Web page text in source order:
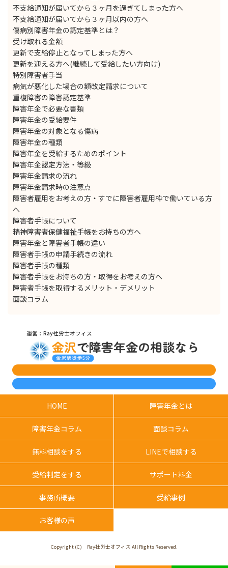
不支給通知が届いてから３ヶ月を過ぎてしまった方へ
不支給通知が届いてから３ヶ月以内の方へ
傷病別障害年金の認定基準とは？
受け取れる金額
更新で支給停止となってしまった方へ
更新を迎える方へ(継続して受給したい方向け)
特別障害者手当
病気が悪化した場合の額改定請求について
重複障害の障害認定基準
障害年金で必要な書類
障害年金の受給要件
障害年金の対象となる傷病
障害年金の種類
障害年金を受給するためのポイント
障害年金認定方法・等級
障害年金請求の流れ
障害年金請求時の注意点
障害者雇用をお考えの方・すでに障害者雇用枠で働いている方
へ
障害者手帳について
精神障害者保健福祉手帳をお持ちの方へ
障害年金と障害者手帳の違い
障害者手帳の申請手続きの流れ
障害者手帳の種類
障害者手帳をお持ちの方・取得をお考えの方へ
障害者手帳を取得するメリット・デメリット
面談コラム
運営：Ray社労士オフィス
HOME 障害年金とは
障害年金コラム 面談コラム
無料相談をする LINEで相談する
受給判定をする サポート料金
事務所概要 受給事例
お客様の声
Copyright (C) Ray社労士オフィス All Rights Reserved.